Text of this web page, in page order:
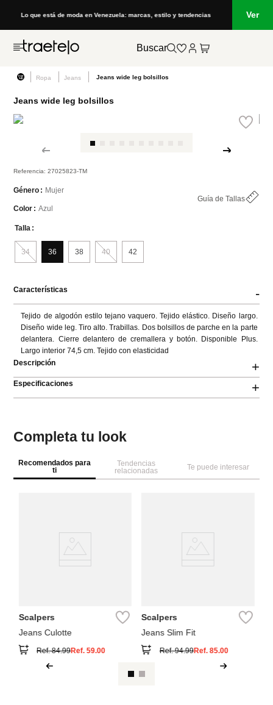
Lo que está de moda en Venezuela: marcas, estilo y tendencias Ver
Buscar
Ropa Jeans Jeans wide leg bolsillos
Jeans wide leg bolsillos
Referencia:27025823-TM
Género
Mujer
Guía de Tallas
Color
Azul
Talla
34 36 38 40 42
Características -
Tejido de algodón estilo tejano vaquero. Tejido elástico. Diseño largo.
Diseño wide leg. Tiro alto. Trabillas. Dos bolsillos de parche en la parte
delantera. Cierre delantero de cremallera y botón. Disponible Plus.
Largo interior 74,5 cm. Tejido con elasticidad
Descripción
+
Especificaciones +
Completa tu look
Recomendados para
ti
Tendencias
relacionadas
Te puede interesar
Scalpers
Jeans Culotte
Ref.84.99Ref.59.00
Scalpers
Jeans Slim Fit
Ref.94.99Ref.85.00